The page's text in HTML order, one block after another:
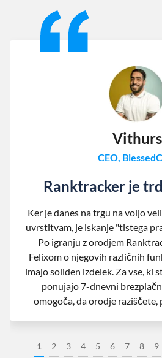
1 2 3 4 5 6 7 8 9
Vithurs
CEO,
Ranktracker je
Ker je danes na trgu na voljo
uvrstitvam, je iskanje "tistega
Po igranju z orodjem
Felixom o njegovih različnih
imajo soliden izdelek. Za vse, ki
ponujajo 7-dnevni
omogoča, da orodje